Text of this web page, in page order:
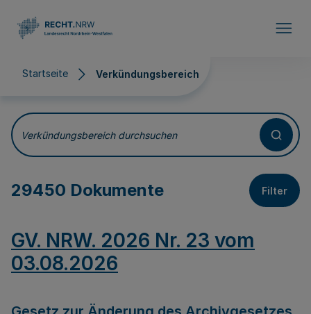
Startseite Verkündungsbereich
Verkündungsbereich
Verkündungsbereich durchsuchen
29450 Dokumente Filter
GV. NRW. 2026 Nr. 23 vom
03.08.2026